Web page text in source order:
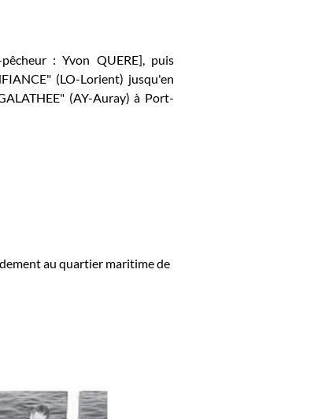
: Yvon QUERE], puis
(LO-Lorient) jusqu'en
(AY-Auray) à Port-
au quartier maritime de